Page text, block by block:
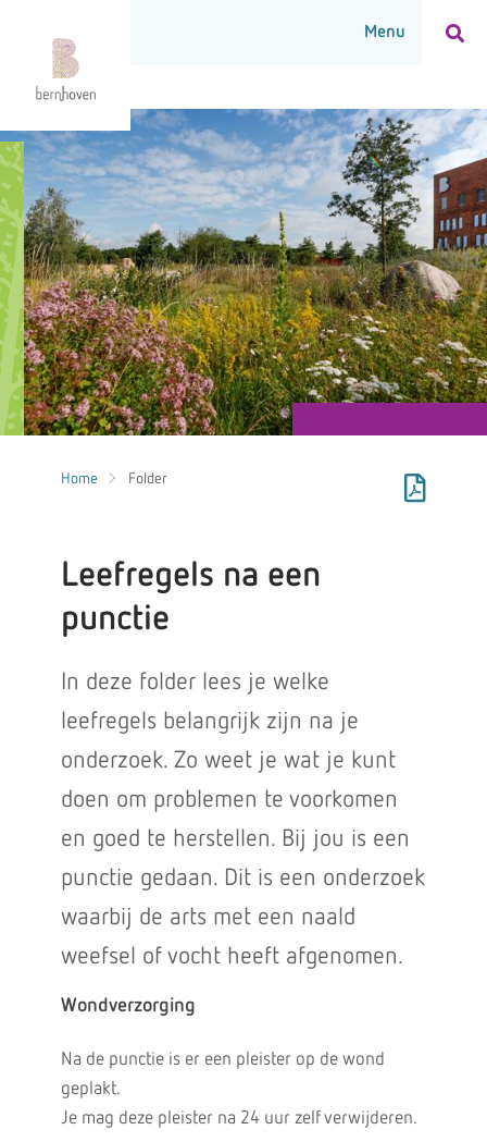
Home Folder
Leefregels na een
punctie
In deze folder lees je welke
leefregels belangrijk zijn na je
onderzoek. Zo weet je wat je kunt
doen om problemen te voorkomen
en goed te herstellen. Bij jou is een
punctie gedaan. Dit is een onderzoek
waarbij de arts met een naald
weefsel of vocht heeft afgenomen.
Wondverzorging
Na de punctie is er een pleister op de wond
geplakt.
Je mag deze pleister na 24 uur zelf verwijderen.